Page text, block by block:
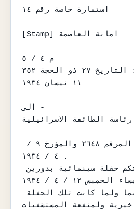
استمارة خاصة رقم ١٤
[Stamp] امانة العاصمة
م ٤ / ٥
بغداد : التاريخ ٢٧ ذو الحجة ٣٥٢
١١ نيسان ١٩٣٤
الى -
رئاسة الطائفة الاسرائيلية
٤ / ١٩٣٤ .
نوافق على اقامتكم حفلة سينمائية بدورين
مساء الخميس ١٢ / ٤ / ١٩٣٤
خيرية ولمنفعة المستشفيات